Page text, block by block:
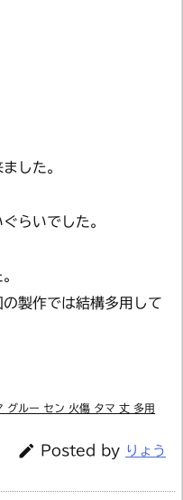
した。
らいでした。
製作では結構多用して
ルー セン 火傷 タマ 丈 多用
 Posted by りょう